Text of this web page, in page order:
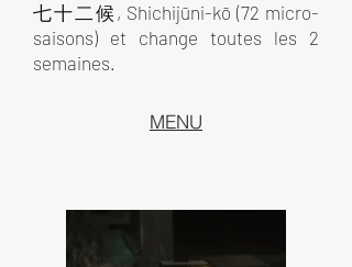
七十二候, Shichijūni-kō (72 micro-
saisons) et change toutes les 2
semaines.
MENU